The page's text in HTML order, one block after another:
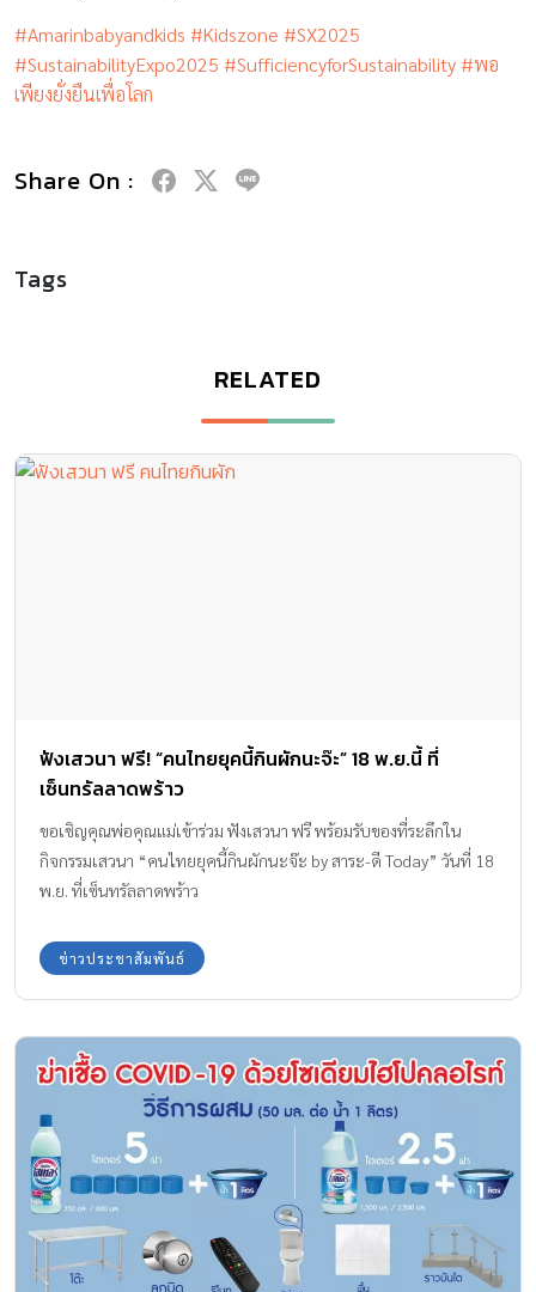
#Amarinbabyandkids #Kidszone #SX2025
#SustainabilityExpo2025 #SufficiencyforSustainability #พอ
เพียงยั่งยืนเพื่อโลก
Share On :
Tags
RELATED
ฟังเสวนา ฟรี! “คนไทยยุคนี้กินผักนะจ๊ะ” 18 พ.ย.นี้ ที่
เซ็นทรัลลาดพร้าว
ขอเชิญคุณพ่อคุณแม่เข้าร่วม ฟังเสวนา ฟรี พร้อมรับของที่ระลึกใน
กิจกรรมเสวนา “คนไทยยุคนี้กินผักนะจ๊ะ by สาระ-ดี Today” วันที่ 18
พ.ย. ที่เซ็นทรัลลาดพร้าว
ข่าวประชาสัมพันธ์